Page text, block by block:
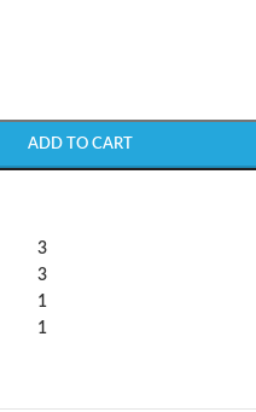
ADD TO CART
3
3
1
1